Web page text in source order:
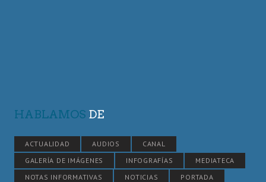
HABLAMOS DE
ACTUALIDAD AUDIOS
CANAL
GALERÍA DE IMÁGENES
INFOGRAFÍAS
MEDIATECA
NOTAS INFORMATIVAS
NOTICIAS
PORTADA